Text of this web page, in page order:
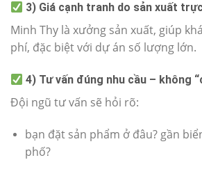
3) Giá cạnh tranh do sản xuất
Minh Thy là xưởng sản xuất, giúp
phí, đặc biệt với dự án số lượng lớn.
4) Tư vấn đúng nhu cầu – không
Đội ngũ tư vấn sẽ hỏi rõ:
bạn đặt sản phẩm ở đâu? gần
phố?